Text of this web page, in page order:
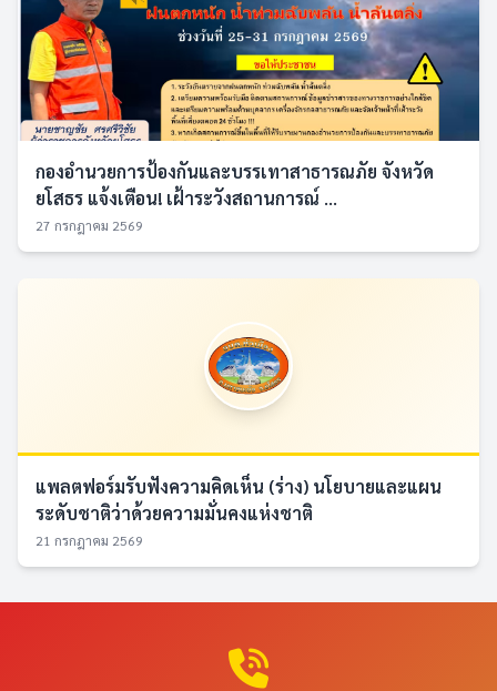
กองอำนวยการป้องกันและบรรเทาสาธารณภัย จังหวัด
ยโสธร แจ้งเตือน! เฝ้าระวังสถานการณ์ ...
27 กรกฎาคม 2569
แพลตฟอร์มรับฟังความคิดเห็น (ร่าง) นโยบายและแผน
ระดับชาติว่าด้วยความมั่นคงแห่งชาติ
21 กรกฎาคม 2569